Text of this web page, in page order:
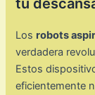
Los robots
verdadera
Estos
eficientemente